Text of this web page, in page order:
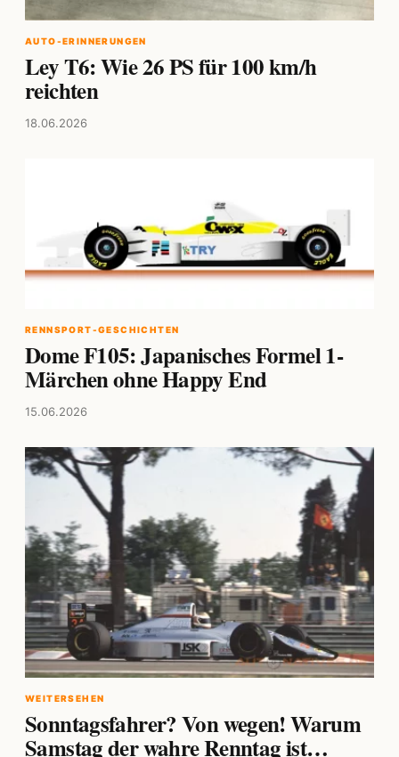
AUTO-ERINNERUNGEN
Ley T6: Wie 26 PS für 100 km/h
reichten
18.06.2026
RENNSPORT-GESCHICHTEN
Dome F105: Japanisches Formel 1-
Märchen ohne Happy End
15.06.2026
WEITERSEHEN
Sonntagsfahrer? Von wegen! Warum
Samstag der wahre Renntag ist…